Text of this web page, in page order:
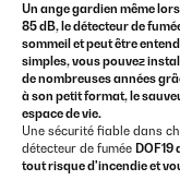
Un ange gardien même
85 dB, ledétecteur de
sommeil et peut être
simples, vous pouvez
de nombreuses années
à son petit format, le
espace de vie.
Une sécurité fiable dans
détecteur de fumée DOF19
tout risque d'incendie et